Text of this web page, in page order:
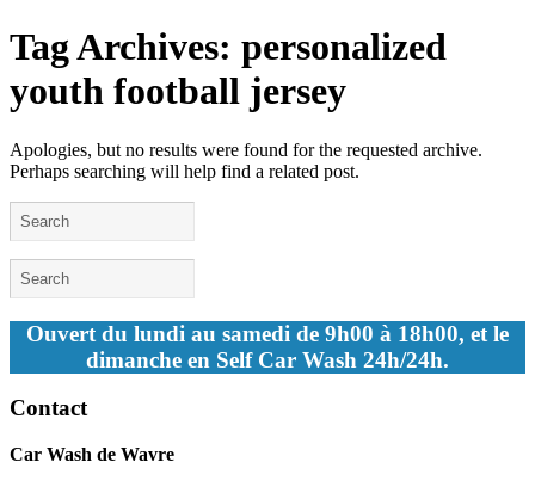
Tag Archives: personalized
youth football jersey
Apologies, but no results were found for the requested archive.
Perhaps searching will help find a related post.
Ouvert du lundi au samedi de 9h00 à 18h00, et le
dimanche en Self Car Wash 24h/24h.
Contact
Car Wash de Wavre